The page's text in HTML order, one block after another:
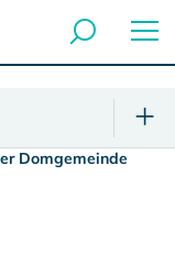
Domgemeinde